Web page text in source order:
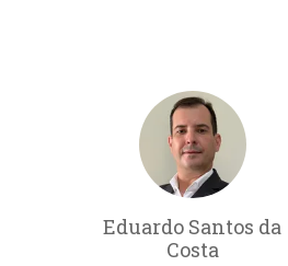
Eduardo Santos da
Costa